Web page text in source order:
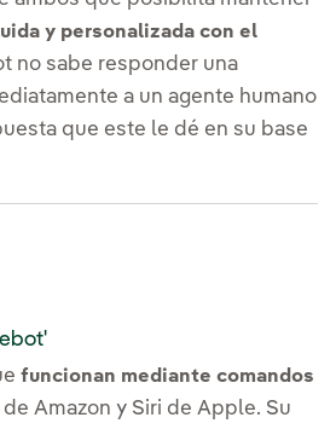
y personalizada con el
no sabe responder una
a un agente humano
que este le dé en su base
funcionan mediante comandos
Amazon y Siri de Apple. Su